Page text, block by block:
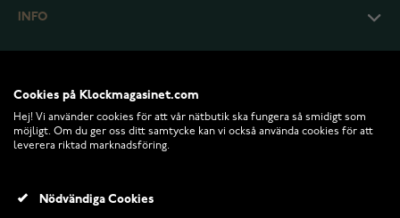
INFO
Cookies på Klockmagasinet.com
Hej! Vi använder cookies för att vår nätbutik ska fungera så smidigt som
möjligt. Om du ger oss ditt samtycke kan vi också använda cookies för att
leverera riktad marknadsföring.
Nödvändiga Cookies